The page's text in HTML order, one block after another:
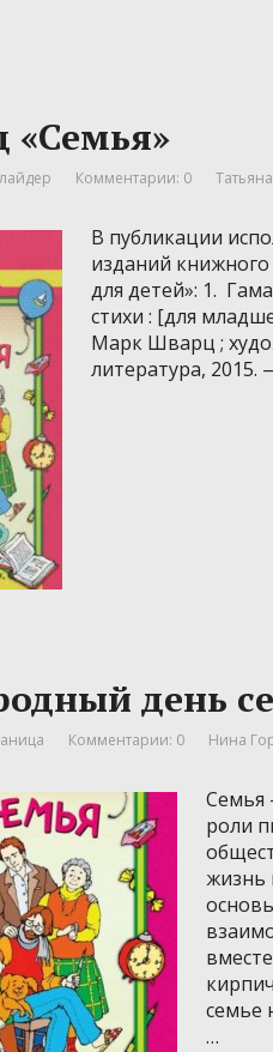
«Семья»
Комментарии: 0
В публикации
изданий
для детей»: 1.
стихи : [для
Марк Шварц ;
литература, 2015.
день
Комментарии: 0 Нина
Семья
роли
жизнь
семье
…